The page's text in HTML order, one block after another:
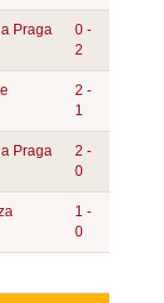
Praga
0 -
2
2 -
1
Praga
2 -
0
1 -
0